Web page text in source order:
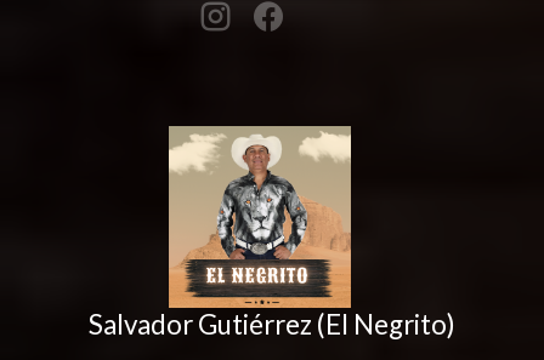
Salvador Gutiérrez (El Negrito)